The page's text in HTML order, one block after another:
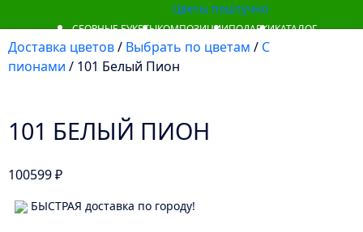
Цветы поштучно
СБОРНЫЕ БУКЕТЫКОМПОЗИЦИИПОДАРКИКАТАЛОГ
Доставка цветов/ Выбрать по цветам / С
пионами / 101 Белый Пион
101 БЕЛЫЙ ПИОН
100599₽
БЫСТРАЯ доставка по городу!